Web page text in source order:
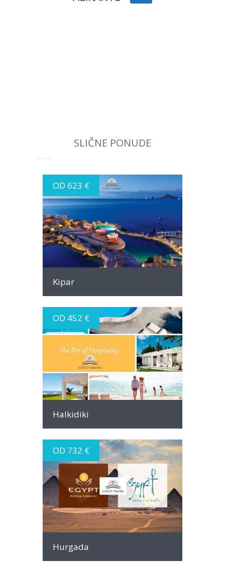
SLIČNE PONUDE
OD 623 €
INFO
Kipar
OD 452 €
INFO
Halkidiki
OD 732 €
INFO
Hurgada